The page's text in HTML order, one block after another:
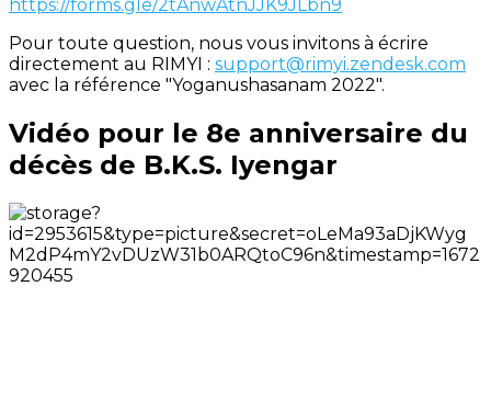
https://forms.gle/2tAnwAtnJJK9JLbn9
Pour toute question, nous vous invitons à écrire
directement au RIMYI : support@rimyi.zendesk.com
avec la référence "Yoganushasanam 2022".
Vidéo pour le 8e anniversaire du
décès de B.K.S. Iyengar